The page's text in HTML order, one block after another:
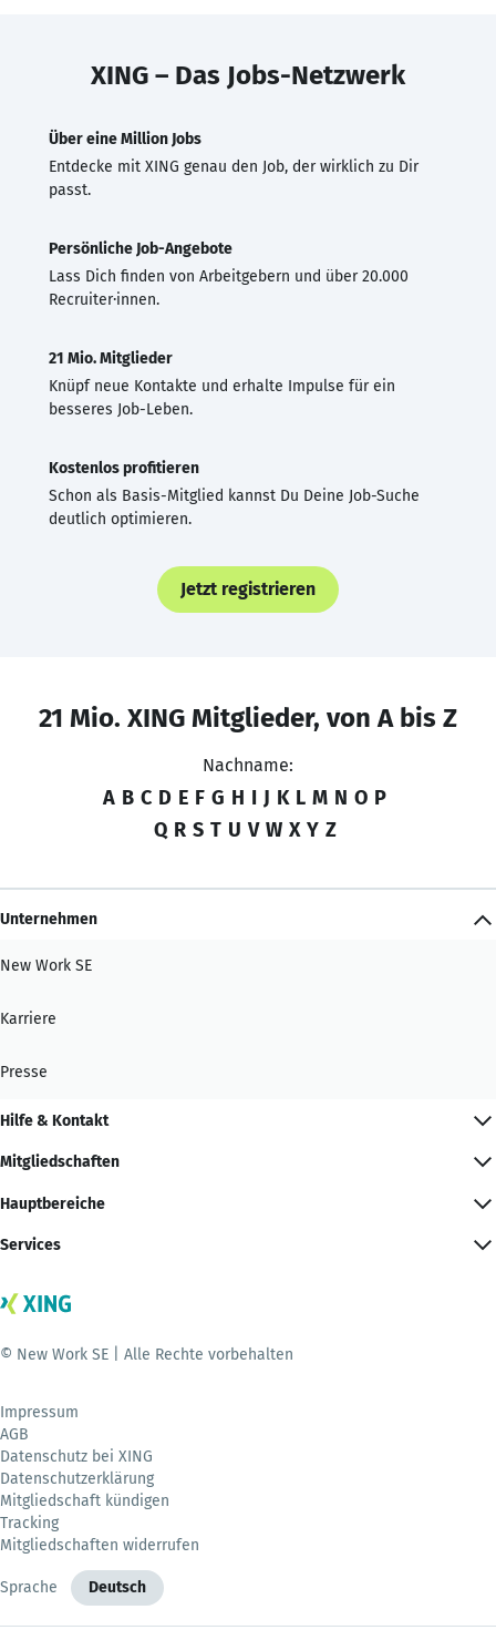
XING – Das Jobs-Netzwerk
Über eine Million Jobs
Entdecke mit XING genau den Job, der wirklich zu Dir
passt.
Persönliche Job-Angebote
Lass Dich finden von Arbeitgebern und über 20.000
Recruiter·innen.
21 Mio. Mitglieder
Knüpf neue Kontakte und erhalte Impulse für ein
besseres Job-Leben.
Kostenlos profitieren
Schon als Basis-Mitglied kannst Du Deine Job-Suche
deutlich optimieren.
Jetzt registrieren
21 Mio. XING Mitglieder, von A bis Z
Nachname:
A B C D E F G H I J K L M N O P
Q R S T U V W X Y Z
Unternehmen
New Work SE
Karriere
Presse
Hilfe & Kontakt
Mitgliedschaften
Hauptbereiche
Services
© New Work SE | Alle Rechte vorbehalten
Impressum
AGB
Datenschutz bei XING
Datenschutzerklärung
Mitgliedschaft kündigen
Tracking
Mitgliedschaften widerrufen
Sprache Deutsch